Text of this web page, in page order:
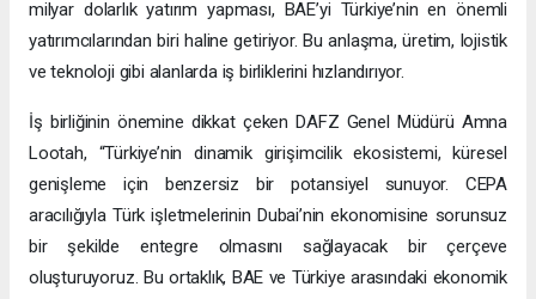
milyar dolarlık yatırım yapması, BAE’yi Türkiye’nin en önemli
yatırımcılarından biri haline getiriyor. Bu anlaşma, üretim, lojistik
ve teknoloji gibi alanlarda iş birliklerini hızlandırıyor.
İş birliğinin önemine dikkat çeken DAFZ Genel Müdürü Amna
Lootah, “Türkiye’nin dinamik girişimcilik ekosistemi, küresel
genişleme için benzersiz bir potansiyel sunuyor. CEPA
aracılığıyla Türk işletmelerinin Dubai’nin ekonomisine sorunsuz
bir şekilde entegre olmasını sağlayacak bir çerçeve
oluşturuyoruz. Bu ortaklık, BAE ve Türkiye arasındaki ekonomik